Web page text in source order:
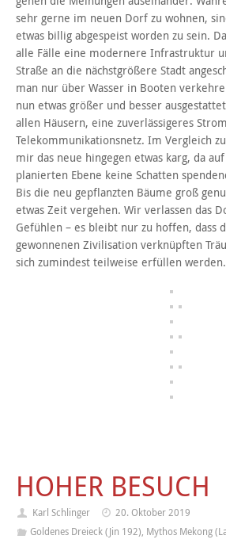
sehr gerne im neuen Dorf zu wohnen,
etwas billig abgespeist worden zu sein.
alle Fälle eine modernere Infrastruktur
Straße an die nächstgrößere Stadt
man nur über Wasser in Booten
nun etwas größer und besser
allen Häusern, eine zuverlässigeres
Telekommunikationsnetz. Im Vergleich
mir das neue hingegen etwas karg, da
planierten Ebene keine Schatten
Bis die neu gepflanzten Bäume groß
etwas Zeit vergehen. Wir verlassen das
Gefühlen – es bleibt nur zu hoffen, dass
gewonnenen Zivilisation verknüpften
sich zumindest teilweise erfüllen werden.
HOHER BESUCH
Karl Schlinger
20. Oktober 2019
Goldenes Dreieck (Jin 192), Mythos Mekong